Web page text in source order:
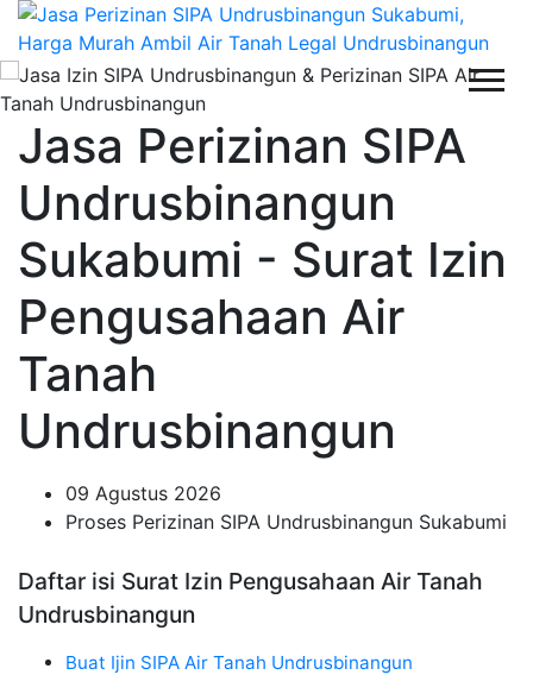
Jasa Perizinan SIPA
Undrusbinangun
Sukabumi - Surat Izin
Pengusahaan Air
Tanah
Undrusbinangun
09 Agustus 2026
Proses Perizinan SIPA Undrusbinangun Sukabumi
Daftar isi Surat Izin Pengusahaan Air Tanah
Undrusbinangun
Buat Ijin SIPA Air Tanah Undrusbinangun